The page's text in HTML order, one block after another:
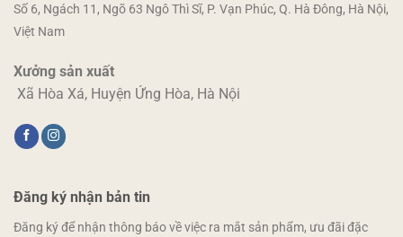
Số 6, Ngách 11, Ngõ 63 Ngô Thì Sĩ, P. Vạn Phúc, Q. Hà Đông, Hà Nội,
Việt Nam
Xưởng sản xuất
Xã Hòa Xá, Huyện Ứng Hòa, Hà Nội
Đăng ký nhận bản tin
Đăng ký để nhận thông báo về việc ra mắt sản phẩm, ưu đãi đặc